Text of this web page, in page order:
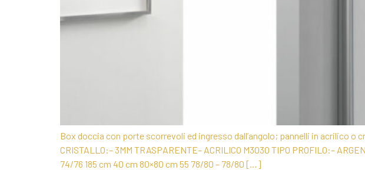
Box doccia con porte scorrevoli ed ingresso dall’angolo; pannelli in acrilico
CRISTALLO:– 3MM TRASPARENTE– ACRILICO M3030 TIPO PROFILO:–
74/76 185 cm 40 cm 80×80 cm 55 78/80 – 78/80 […]